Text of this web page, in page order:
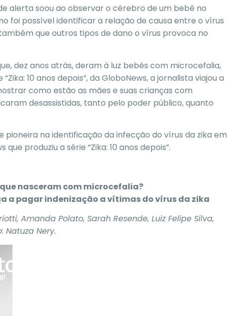
alerta soou ao observar o cérebro de um bebê no
foi possível identificar a relação de causa entre o vírus
que outros tipos de dano o vírus provoca no
dez anos atrás, deram à luz bebês com microcefalia,
10 anos depois”, da GloboNews, a jornalista viajou a
como estão as mães e suas crianças com
desassistidas, tanto pelo poder público, quanto
pioneira na identificação da infecção do vírus da zika em
produziu a série “Zika: 10 anos depois”.
nasceram com microcefalia?
a pagar indenização a vítimas do vírus da zika
Amanda Polato, Sarah Resende, Luiz Felipe Silva,
Natuza Nery.